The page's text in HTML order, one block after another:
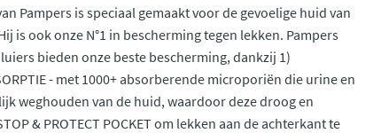
Pampers is speciaal gemaakt voor de gevoelige huid van
is ook onze N°1 in bescherming tegen lekken. Pampers
bieden onze beste bescherming, dankzij 1)
- met 1000+ absorberende microporiën die urine en
weghouden van de huid, waardoor deze droog en
& PROTECT POCKET om lekken aan de achterkant te